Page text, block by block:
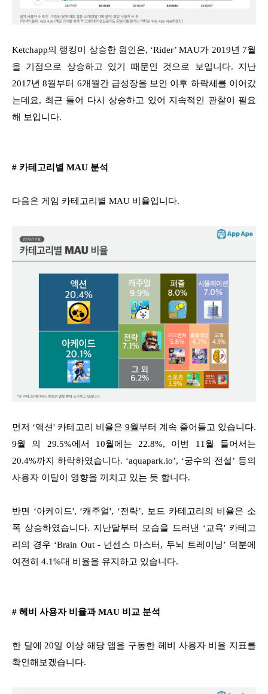
Ketchapp의 랭킹이 상승한 원인은, ‘Rider’ MAU가 2019년 7월
을 기점으로 상승하고 있기 때문인 것으로 보입니다. 지난
2017년 8월부터 6개월간 급성장을 보인 이후 하락세를 이어갔
는데요, 최근 들어 다시 상승하고 있어 지속적인 관찰이 필요
해 보입니다.
# 카테고리별 MAU 분석
다음은 게임 카테고리별 MAU 비율입니다.
먼저 ‘액션' 카테고리 비율은 9월부터 계속 줄어들고 있습니다.
9월 의 29.5%에서 10월에는 22.8%, 이번 11월 들어서는
20.4%까지 하락하였습니다. ‘aquapark.io’, ‘궁수의 전설’ 등의
사용자 이탈이 영향을 끼치고 있는 듯 합니다.
반면 ‘아케이드', ‘캐주얼', ‘전략’, 보드 카테고리의 비율은 소
폭 상승하였습니다. 지난달부터 모습을 드러낸 ‘교육' 카테고
리의 경우 ‘Brain Out - 넌센스 마스터, 두뇌 트레이닝’ 덕분에
여전히 4.1%대 비율을 유지하고 있습니다.
# 헤비 사용자 비율과 MAU 비교 분석
한 달에 20일 이상 해당 앱을 구동한 헤비 사용자 비율 지표를
확인해보겠습니다.